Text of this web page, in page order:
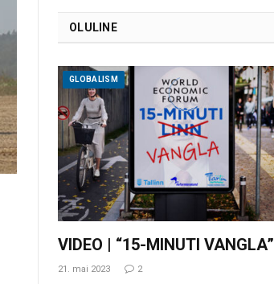
OLULINE
GLOBALISM
VIDEO | “15-MINUTI VANGLA”
21. mai 2023 2